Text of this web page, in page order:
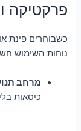
פרקטיקה
כשבוחרים פינת
נוחות השימוש
מרחב
כיסאות